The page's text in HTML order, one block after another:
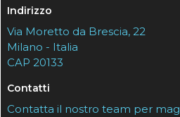
Indirizzo
Via Moretto da Brescia, 22
Milano - Italia
CAP 20133
Contatti
Contatta il nostro team per